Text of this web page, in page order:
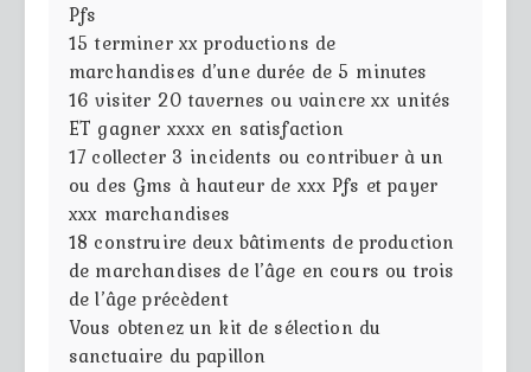
Pfs
15terminer xx productions de
marchandises d’une durée de 5 minutes
16 visiter 20 tavernes ou vaincre xx unités
ET gagner xxxx en satisfaction
17 collecter 3 incidents ou contribuer à un
ou des Gms à hauteur de xxx Pfs et payer
xxx marchandises
18 construire deux bâtiments de production
de marchandises de l’âge en cours ou trois
de l’âge précèdent
Vous obtenez un kit de sélection du
sanctuaire du papillon